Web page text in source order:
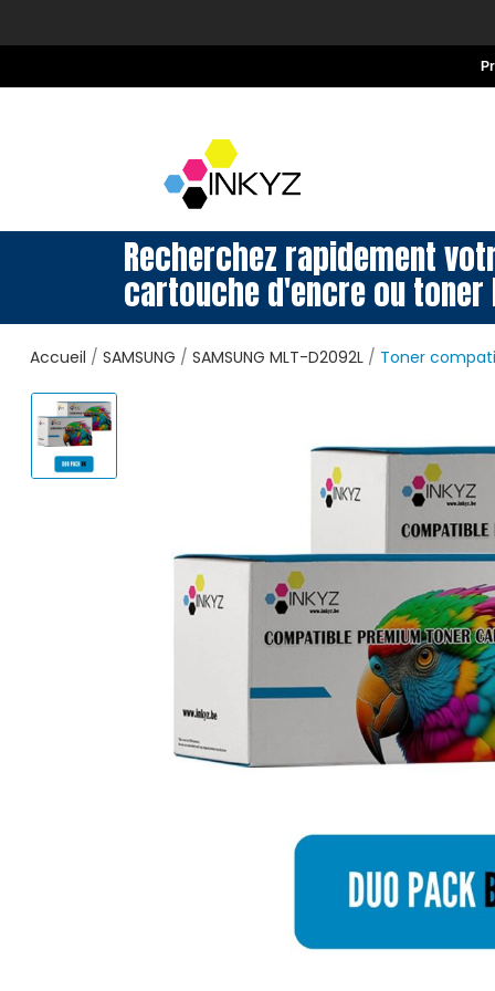
Recherchez rapidement
cartouche d'encre ou toner
Accueil SAMSUNG SAMSUNG MLT-D2092L Toner